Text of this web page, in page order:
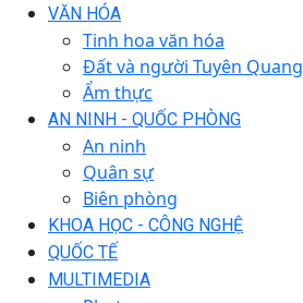
VĂN HÓA
Tinh hoa văn hóa
Đất và người Tuyên Quang
Ẩm thực
AN NINH - QUỐC PHÒNG
An ninh
Quân sự
Biên phòng
KHOA HỌC - CÔNG NGHỆ
QUỐC TẾ
MULTIMEDIA